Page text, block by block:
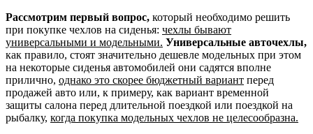
Рассмотрим первый вопрос, который необходимо решить
при покупке чехлов на сиденья: чехлы бывают
универсальными и модельными. Универсальные авточехлы,
как правило, стоят значительно дешевле модельных при этом
на некоторые сиденья автомобилей они садятся вполне
прилично, однако это скорее бюджетный вариант перед
продажей авто или, к примеру, как вариант временной
защиты салона перед длительной поездкой или поездкой на
рыбалку, когда покупка модельных чехлов не целесообразна.